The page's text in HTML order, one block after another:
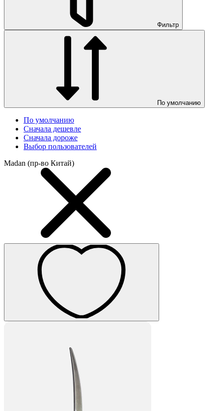
Фильтр
По умолчанию
По умолчанию
Сначала дешевле
Сначала дороже
Выбор пользователей
Madan (пр-во Китай)